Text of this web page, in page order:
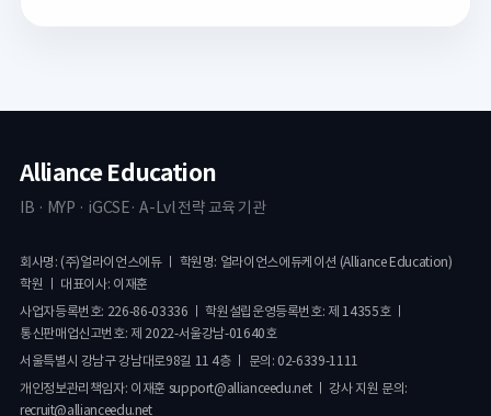
Alliance Education
IB · MYP · iGCSE· A-Lvl 전략 교육 기관
회사명: (주)얼라이언스에듀 ㅣ 학원명: 얼라이언스에듀케이션 (Alliance Education)
학원 ㅣ 대표이사: 이재훈
사업자등록번호: 226-86-03336 ㅣ 학원설립운영등록번호: 제 14355호 ㅣ
통신판매업신고번호: 제 2022-서울강남-01640호
서울특별시 강남구 강남대로98길 11 4층 ㅣ 문의: 02-6339-1111
개인정보관리책임자: 이재훈 support@allianceedu.net ㅣ 강사 지원 문의:
recruit@allianceedu.net